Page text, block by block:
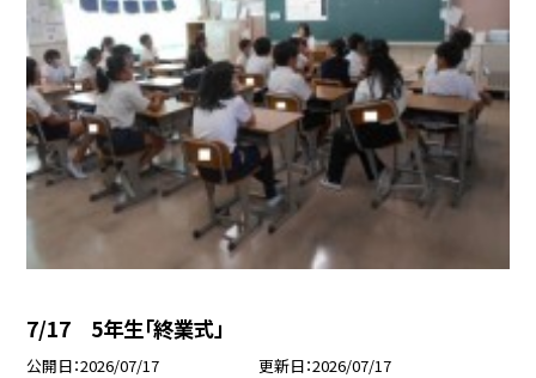
7/17 5年生「終業式」
公開日 2026/07/17 更新日 2026/07/17